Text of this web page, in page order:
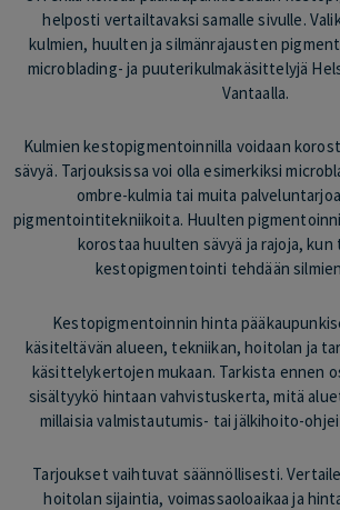
helposti vertailtavaksi samalle sivulle.
kulmien, huulten ja silmänrajausten
microblading- ja puuterikulmakäsittelyjä
Vantaalla.
Kulmien kestopigmentoinnilla voidaan
sävyä. Tarjouksissa voi olla esimerkiksi
ombre-kulmia tai muita
pigmentointitekniikoita. Huulten
korostaa huulten sävyä ja rajoja, kun
kestopigmentointi tehdään
Kestopigmentoinnin hinta
käsiteltävän alueen, tekniikan, hoitolan ja
käsittelykertojen mukaan. Tarkista ennen
sisältyykö hintaan vahvistuskerta, mitä
millaisia valmistautumis- tai jälkihoito-
Tarjoukset vaihtuvat säännöllisesti.
hoitolan sijaintia, voimassaoloaikaa ja